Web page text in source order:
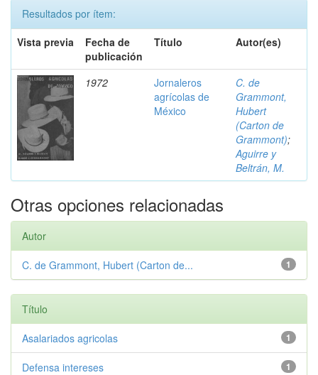
Resultados por ítem:
Vista previa
Fecha de
publicación
Título Autor(es)
1972
Jornaleros
agrícolas de
México
C. de
Grammont,
Hubert
(Carton de
Grammont);
Aguirre y
Beltrán, M.
Otras opciones relacionadas
Autor
1
C. de Grammont, Hubert (Carton de...
Título
1
Asalariados agricolas
1
Defensa intereses